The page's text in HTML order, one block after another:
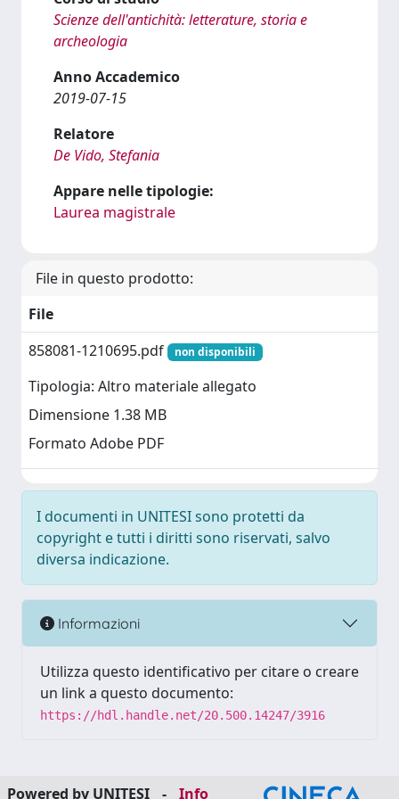
Scienze dell'antichità: letterature, storia e
archeologia
Anno Accademico
2019-07-15
Relatore
De Vido, Stefania
Appare nelle tipologie:
Laurea magistrale
File in questo prodotto:
File
858081-1210695.pdf
non disponibili
Tipologia: Altro materiale allegato
Dimensione 1.38 MB
Formato Adobe PDF
I documenti in UNITESI sono protetti da
copyright e tutti i diritti sono riservati, salvo
diversa indicazione.
Informazioni
Utilizza questo identificativo per citare o creare
un link a questo documento:
https://hdl.handle.net/20.500.14247/3916
Powered by UNITESI - Info